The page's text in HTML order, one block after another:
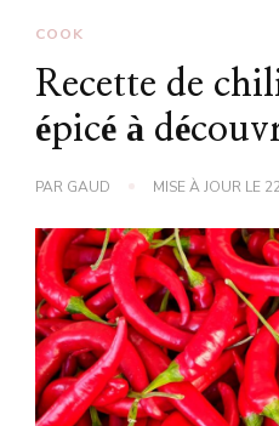
COOK
Recette de
épicé à
PAR GAUD MISE À JOUR LE